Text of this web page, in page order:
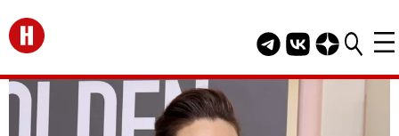
Перейти на главную
Telegram канал
Группа HELLO
Канал